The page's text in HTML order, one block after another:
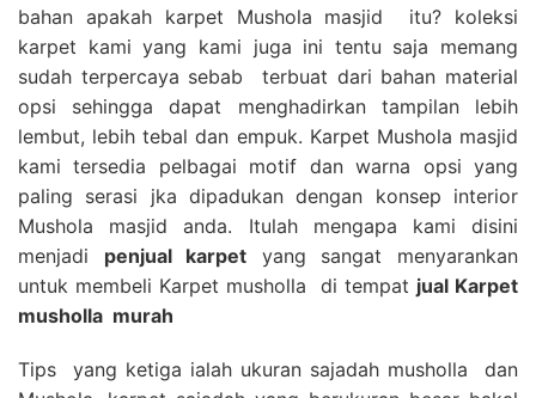
bahan apakah karpet Mushola masjid itu? koleksi
karpet kami yang kami juga ini tentu saja memang
sudah terpercaya sebab terbuat dari bahan material
opsi sehingga dapat menghadirkan tampilan lebih
lembut, lebih tebal dan empuk. Karpet Mushola masjid
kami tersedia pelbagai motif dan warna opsi yang
paling serasi jka dipadukan dengan konsep interior
Mushola masjid anda. Itulah mengapa kami disini
menjadi penjual karpet yang sangat menyarankan
untuk membeli Karpet musholla di tempat jual Karpet
musholla murah
Tips yang ketiga ialah ukuran sajadah musholla dan